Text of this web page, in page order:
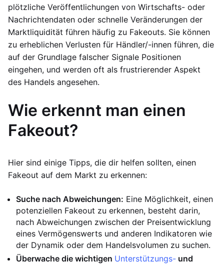
plötzliche Veröffentlichungen von Wirtschafts- oder
Nachrichtendaten oder schnelle Veränderungen der
Marktliquidität führen häufig zu Fakeouts. Sie können
zu erheblichen Verlusten für Händler/-innen führen, die
auf der Grundlage falscher Signale Positionen
eingehen, und werden oft als frustrierender Aspekt
des Handels angesehen.
Wie erkennt man einen
Fakeout?
Hier sind einige Tipps, die dir helfen sollten, einen
Fakeout auf dem Markt zu erkennen:
Suche nach Abweichungen: Eine Möglichkeit, einen
potenziellen Fakeout zu erkennen, besteht darin,
nach Abweichungen zwischen der Preisentwicklung
eines Vermögenswerts und anderen Indikatoren wie
der Dynamik oder dem Handelsvolumen zu suchen.
Überwache die wichtigen Unterstützungs- und